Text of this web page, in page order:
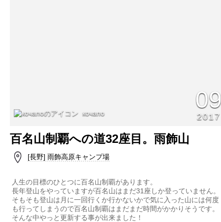
кочапо 2017
百名山制覇への道32座目。雨飾山
[長野] 雨飾高原キャンプ場
人生の目標のひとつに百名山制覇があります。
長年登山をやっていますが百名山はまだ31座しか登っていません。
そもそも登山は月に一回行くか行かないかで気に入った山には何度
も行ってしまうので百名山制覇はまだまだ時間がかかりそうです。
そんな中やっと更新する事が出来ました！